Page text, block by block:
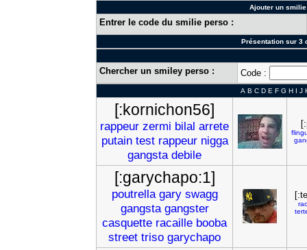
Ajouter un
Entrer le code du smilie perso :
Présentation sur 3
Chercher un smiley perso : Code :
A B C D E F G H I J
[:kornichon56]
rappeur zermi bilal arrete
putain test rappeur nigga
gangsta debile
[:garychapo:1]
poutrella gary swagg
gangsta gangster
casquette racaille booba
street triso garychapo